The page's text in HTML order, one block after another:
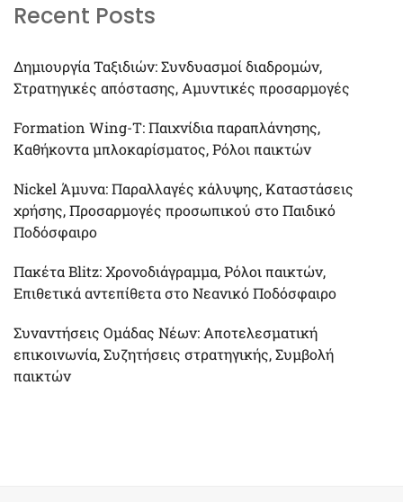
Recent Posts
Δημιουργία Ταξιδιών: Συνδυασμοί διαδρομών,
Στρατηγικές απόστασης, Αμυντικές προσαρμογές
Formation Wing-T: Παιχνίδια παραπλάνησης,
Καθήκοντα μπλοκαρίσματος, Ρόλοι παικτών
Nickel Άμυνα: Παραλλαγές κάλυψης, Καταστάσεις
χρήσης, Προσαρμογές προσωπικού στο Παιδικό
Ποδόσφαιρο
Πακέτα Blitz: Χρονοδιάγραμμα, Ρόλοι παικτών,
Επιθετικά αντεπίθετα στο Νεανικό Ποδόσφαιρο
Συναντήσεις Ομάδας Νέων: Αποτελεσματική
επικοινωνία, Συζητήσεις στρατηγικής, Συμβολή
παικτών